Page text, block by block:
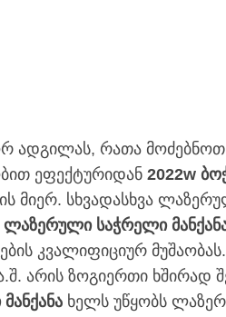
ადგილას, რათა
ეფექტურიდან 2022w
მიერ. სხვადასხვა
ლაზერული საჭრელი
კვალიფიციურ
არის ზოგიერთი ხშირად
ხელს უწყობს